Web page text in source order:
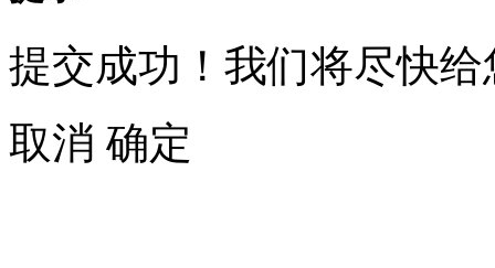
提交成功！我们将尽快
取消 确定